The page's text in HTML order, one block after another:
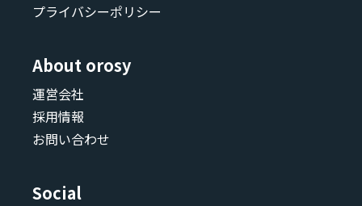
プライバシーポリシー
About orosy
運営会社
採用情報
お問い合わせ
Social